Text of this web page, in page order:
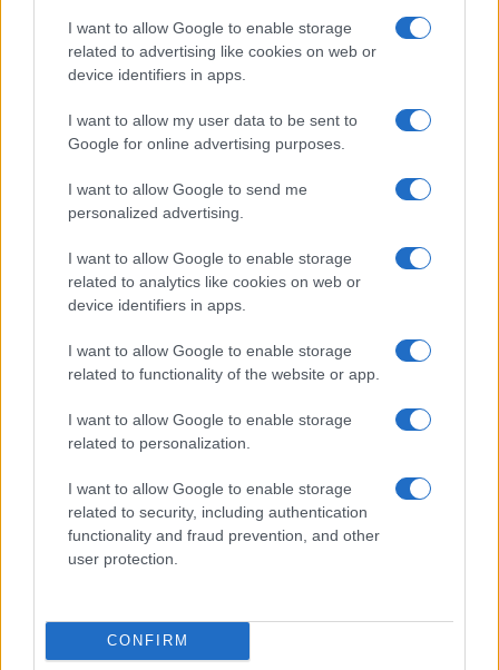
I want to allow Google to enable storage
related to advertising like cookies on web or
device identifiers in apps.
I want to allow my user data to be sent to
Google for online advertising purposes.
I want to allow Google to send me
personalized advertising.
I want to allow Google to enable storage
related to analytics like cookies on web or
device identifiers in apps.
I want to allow Google to enable storage
related to functionality of the website or app.
I want to allow Google to enable storage
related to personalization.
I want to allow Google to enable storage
related to security, including authentication
functionality and fraud prevention, and other
user protection.
CONFIRM
Continua a leggere
Pieve Comics 2026: tutto ciò che devi sapere
sull’evento nerd di Perugia
NERD NEWS